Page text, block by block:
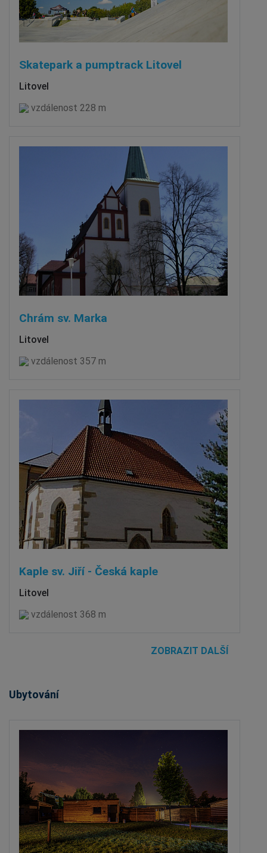
Skatepark a pumptrack Litovel
Litovel
vzdálenost 228 m
Chrám sv. Marka
Litovel
vzdálenost 357 m
Kaple sv. Jiří - Česká kaple
Litovel
vzdálenost 368 m
ZOBRAZIT DALŠÍ
Ubytování